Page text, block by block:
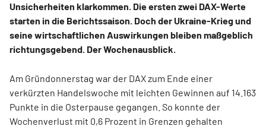
Unsicherheiten klarkommen. Die ersten zwei DAX-Werte
starten in die Berichtssaison. Doch der Ukraine-Krieg und
seine wirtschaftlichen Auswirkungen bleiben maßgeblich
richtungsgebend. Der Wochenausblick.
Am Gründonnerstag war der DAX zum Ende einer
verkürzten Handelswoche mit leichten Gewinnen auf 14.163
Punkte in die Osterpause gegangen. So konnte der
Wochenverlust mit 0,6 Prozent in Grenzen gehalten